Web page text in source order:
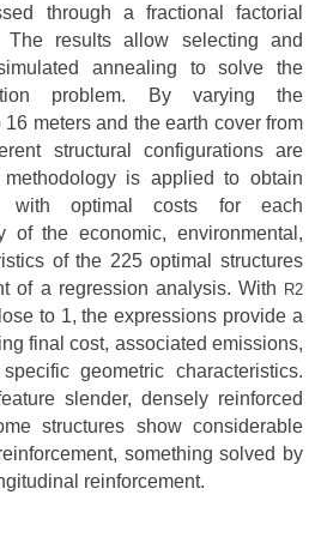
through a fractional factorial
The results allow selecting and
annealing to solve the
problem. By varying the
meters and the earth cover from
structural configurations are
is applied to obtain
with optimal costs for each
of the economic, environmental,
of the 225 optimal structures
of a regression analysis. With
R2
to 1, the expressions provide a
final cost, associated emissions,
geometric characteristics.
slender, densely reinforced
structures show considerable
something solved by
reinforcement.